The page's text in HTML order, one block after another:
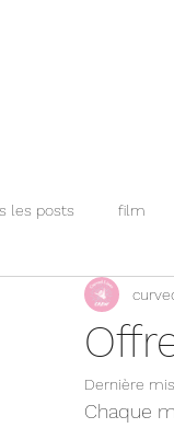
les posts film
Informations
Dernière
Chaque